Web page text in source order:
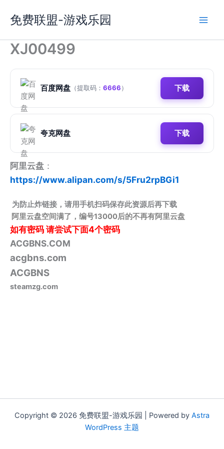
容
免费联盟-游戏乐园
XJ00499
百度网盘 （提取码： 6666） 下载
夸克网盘 下载
阿里云盘 ：
https://www.alipan.com/s/5Fru2rpBGi1
为防止炸链接，请用手机扫码保存此资源后再下载
阿里云盘空间满了，编号13000后的不再有阿里云盘
如有密码请尝试下面4个密码
ACGBNS.COM
acgbns.com
ACGBNS
steamzg.com
Copyright © 2026 免费联盟-游戏乐园 | Powered by Astra
WordPress 主题